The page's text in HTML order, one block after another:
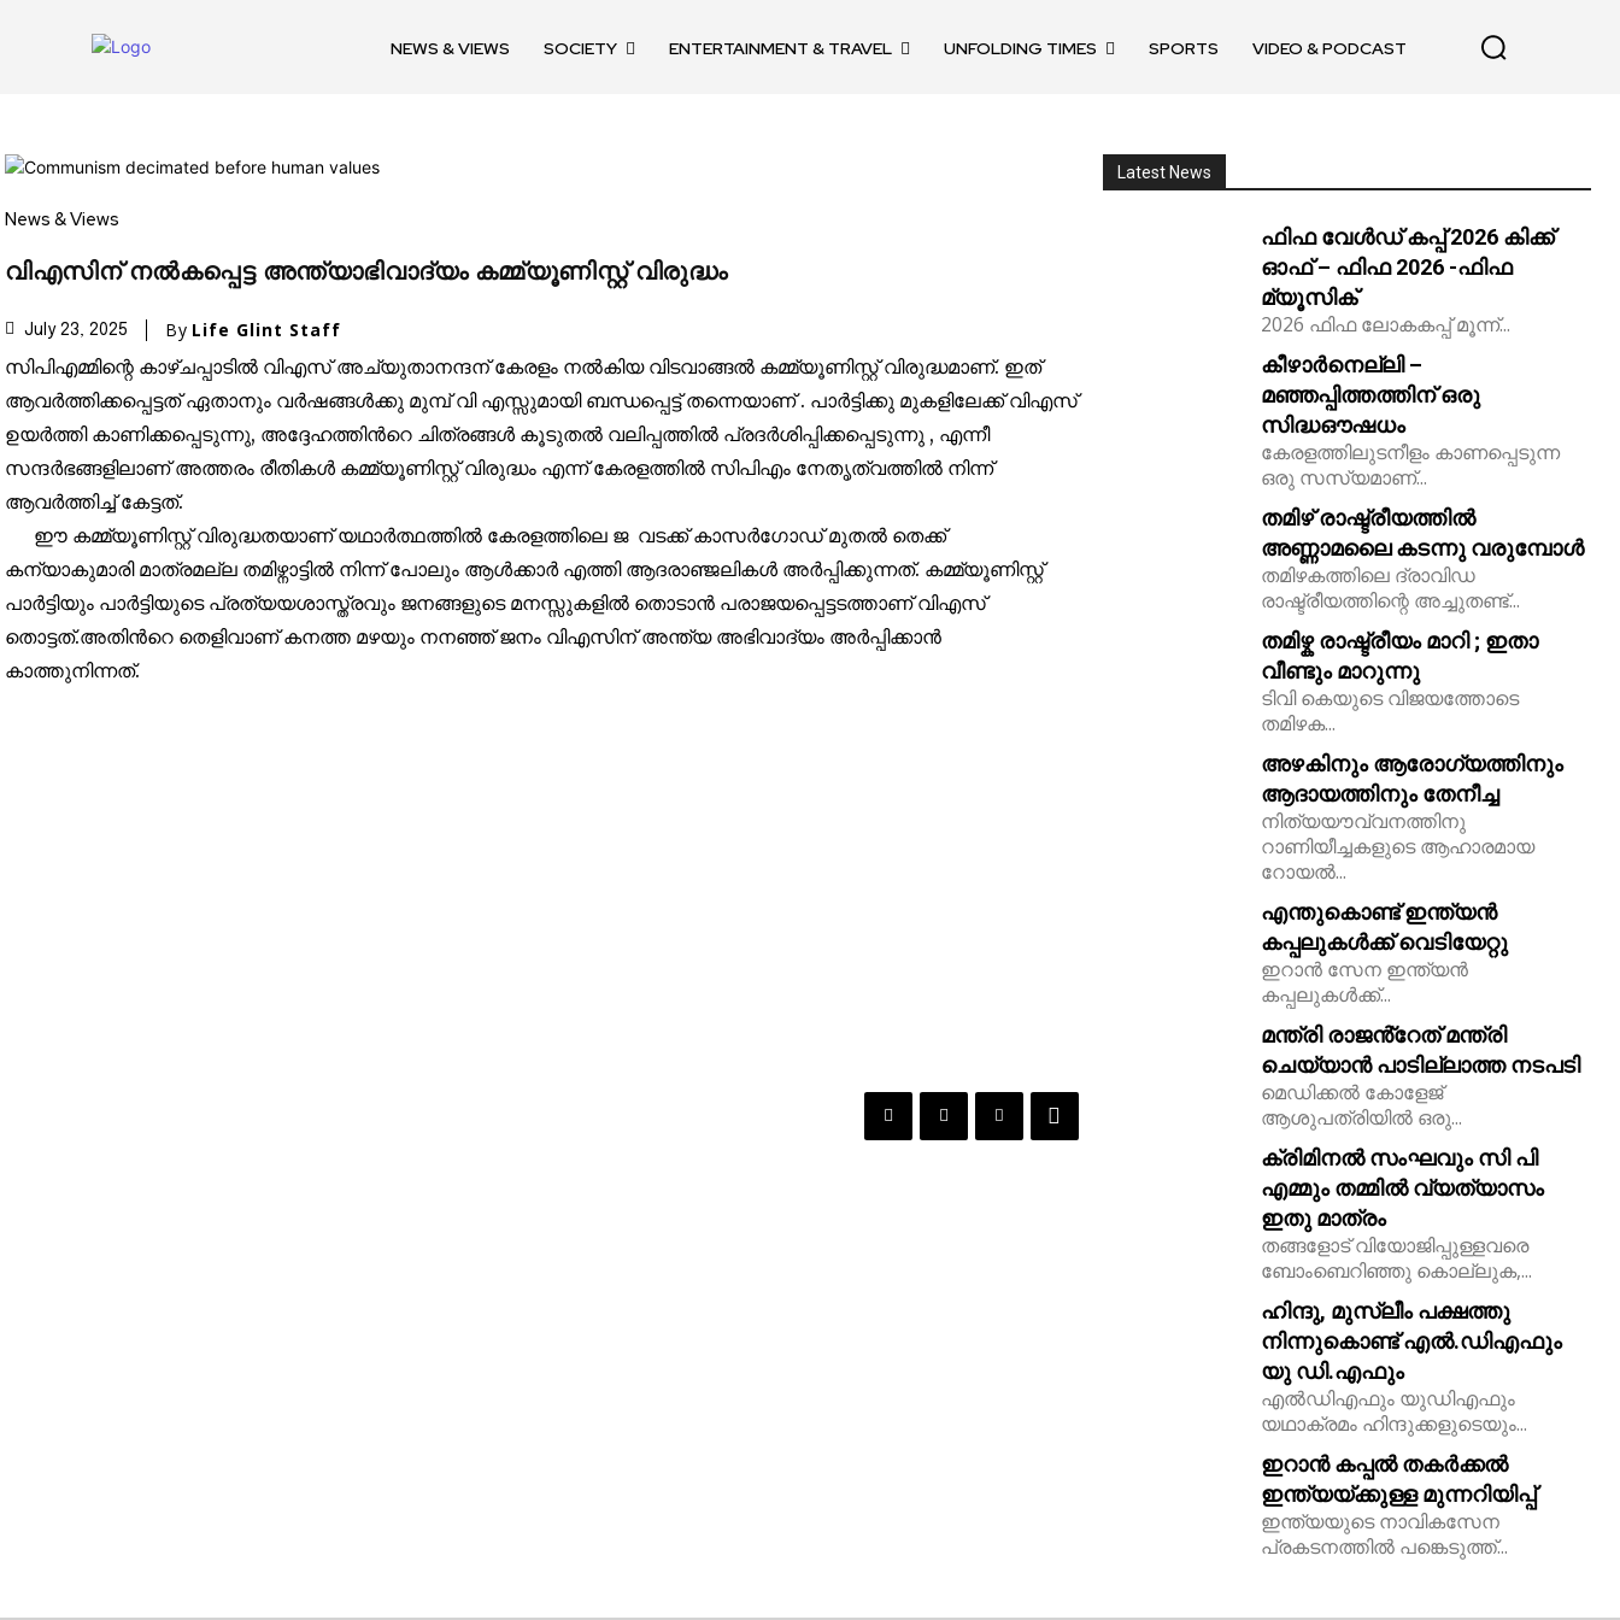
SUBSCRIBERS and be part
of the conversation.
To subscribe, simply enter your email address on our website or click
the subscribe button below. Don't worry, we respect your privacy and
won't spam your inbox. Your information is safe with us.
32,111
Followers
32,214
Followers
NEWS & VIEWS SOCIETY ENTERTAINMENT & TRAVEL UNFOLDING TIMES SPORTS VIDEO & PODCAST
News & Views
വിഎസിന് നൽകപ്പെട്ട അന്ത്യാഭിവാദ്യം കമ്മ്യൂണിസ്റ്റ് വിരുദ്ധം
July 23, 2025 By Life Glint Staff
സിപിഎമ്മിന്റെ കാഴ്ചപ്പാടിൽ വിഎസ് അച്യുതാനന്ദന് കേരളം നൽകിയ വിടവാങ്ങൽ കമ്മ്യൂണിസ്റ്റ് വിരുദ്ധമാണ്. ഇത്
ആവർത്തിക്കപ്പെട്ടത് ഏതാനും വർഷങ്ങൾക്കു മുമ്പ് വി എസ്സുമായി ബന്ധപ്പെട്ട് തന്നെയാണ് . പാർട്ടിക്കു മുകളിലേക്ക് വിഎസ്
ഉയർത്തി കാണിക്കപ്പെടുന്നു, അദ്ദേഹത്തിൻറെ ചിത്രങ്ങൾ കൂടുതൽ വലിപ്പത്തിൽ പ്രദർശിപ്പിക്കപ്പെടുന്നു , എന്നീ
സന്ദർഭങ്ങളിലാണ് അത്തരം രീതികൾ കമ്മ്യൂണിസ്റ്റ് വിരുദ്ധം എന്ന് കേരളത്തിൽ സിപിഎം നേതൃത്വത്തിൽ നിന്ന്
ആവർത്തിച്ച് കേട്ടത്.
ഈ കമ്മ്യൂണിസ്റ്റ് വിരുദ്ധതയാണ് യഥാർത്ഥത്തിൽ കേരളത്തിലെ ജ വടക്ക് കാസർഗോഡ് മുതൽ തെക്ക്
കന്യാകുമാരി മാത്രമല്ല തമിഴ്നാട്ടിൽ നിന്ന് പോലും ആൾക്കാർ എത്തി ആദരാഞ്ജലികൾ അർപ്പിക്കുന്നത്. കമ്മ്യൂണിസ്റ്റ്
പാർട്ടിയും പാർട്ടിയുടെ പ്രത്യയശാസ്ത്രവും ജനങ്ങളുടെ മനസ്സുകളിൽ തൊടാൻ പരാജയപ്പെട്ടടത്താണ് വിഎസ്
തൊട്ടത്.അതിൻറെ തെളിവാണ് കനത്ത മഴയും നനഞ്ഞ് ജനം വിഎസിന് അന്ത്യ അഭിവാദ്യം അർപ്പിക്കാൻ
കാത്തുനിന്നത്.
Latest News
ഫിഫ വേൾഡ് കപ്പ് 2026 കിക്ക്‌
ഓഫ് – ഫിഫ 2026 -ഫിഫ
മ്യൂസിക്
2026 ഫിഫ ലോകകപ്പ് മൂന്ന്...
കീഴാർനെല്ലി –
മഞ്ഞപ്പിത്തത്തിന് ഒരു
സിദ്ധഔഷധം
കേരളത്തിലുടനീളം കാണപ്പെടുന്ന
ഒരു സസ്യമാണ്...
തമിഴ് രാഷ്ട്രീയത്തിൽ
അണ്ണാമലൈ കടന്നു വരുമ്പോൾ
തമിഴകത്തിലെ ദ്രാവിഡ
രാഷ്ട്രീയത്തിന്റെ അച്ചുതണ്ട്...
തമിഴ്ക രാഷ്ട്രീയം മാറി ; ഇതാ
വീണ്ടും മാറുന്നു
ടിവി കെയുടെ വിജയത്തോടെ
തമിഴക...
അഴകിനും ആരോഗ്യത്തിനും
ആദായത്തിനും തേനീച്ച
നിത്യയൗവ്വനത്തിനു
റാണിയീച്ചകളുടെ ആഹാരമായ
റോയല്‍...
എന്തുകൊണ്ട് ഇന്ത്യൻ
കപ്പലുകൾക്ക് വെടിയേറ്റു
ഇറാൻ സേന ഇന്ത്യൻ
കപ്പലുകൾക്ക്...
മന്ത്രി രാജൻ്റേത് മന്ത്രി
ചെയ്യാൻ പാടില്ലാത്ത നടപടി
മെഡിക്കൽ കോളേജ്
ആശുപത്രിയിൽ ഒരു...
ക്രിമിനൽ സംഘവും സി പി
എമ്മും തമ്മിൽ വ്യത്യാസം
ഇതു മാത്രം
തങ്ങളോട് വിയോജിപ്പുള്ളവരെ
ബോംബെറിഞ്ഞു കൊല്ലുക,...
ഹിന്ദു, മുസ്ലീം പക്ഷത്തു
നിന്നുകൊണ്ട് എൽ.ഡിഎഫും
യു ഡി.എഫും
എൽഡിഎഫും യുഡിഎഫും
യഥാക്രമം ഹിന്ദുക്കളുടെയും...
ഇറാൻ കപ്പൽ തകർക്കൽ
ഇന്ത്യയ്ക്കുള്ള മുന്നറിയിപ്പ്
ഇന്ത്യയുടെ നാവികസേന
പ്രകടനത്തിൽ പങ്കെടുത്ത്...